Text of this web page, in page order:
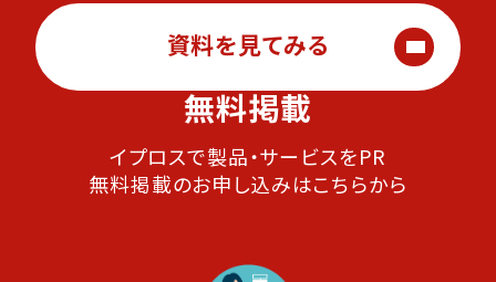
資料を見てみる
無料掲載
イプロスで製品・サービスをPR
無料掲載のお申し込みはこちらから